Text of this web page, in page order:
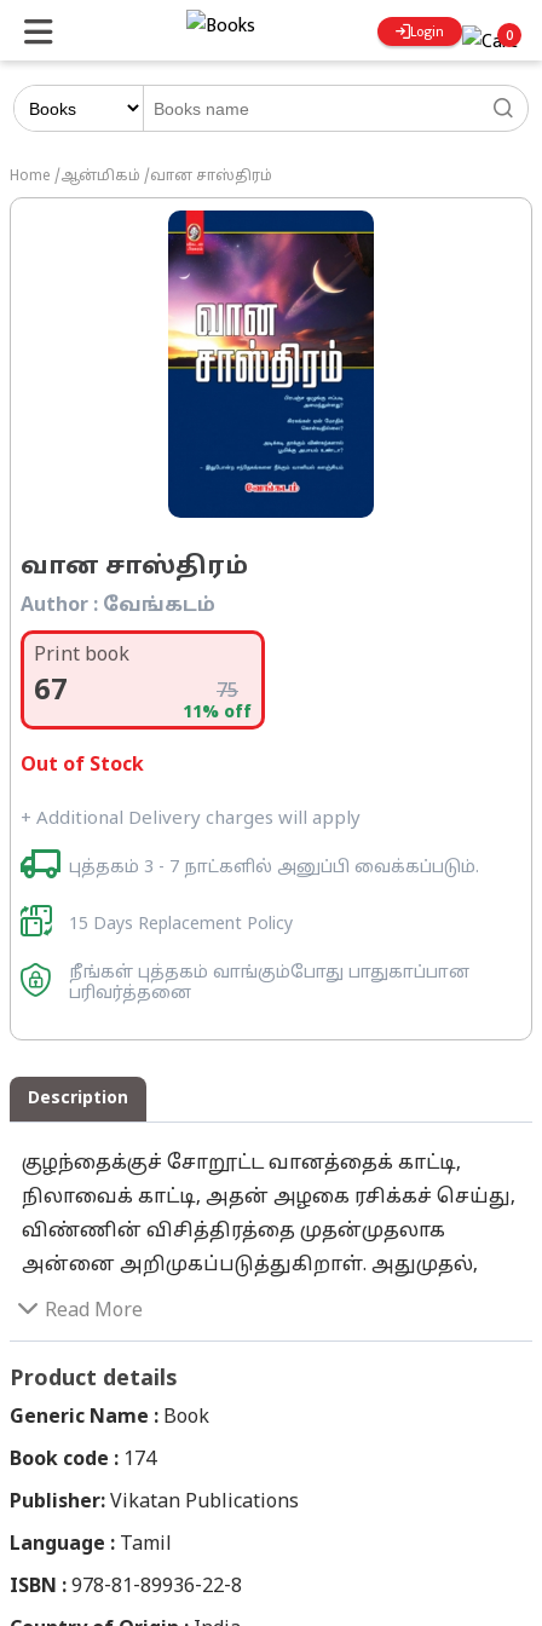
Login 0
Home /ஆன்மிகம் /வான சாஸ்திரம்
வான சாஸ்திரம்
Author : வேங்கடம்
Print book
67 75
11% off
Out of Stock
+ Additional Delivery charges will apply
புத்தகம் 3 - 7 நாட்களில் அனுப்பி வைக்கப்படும்.
15 Days Replacement Policy
நீங்கள் புத்தகம் வாங்கும்போது பாதுகாப்பான
பரிவர்த்தனை
Description
குழந்தைக்குச் சோறூட்ட வானத்தைக் காட்டி,
நிலாவைக் காட்டி, அதன் அழகை ரசிக்கச் செய்து,
விண்ணின் விசித்திரத்தை முதன்முதலாக
அன்னை அறிமுகப்படுத்துகிறாள். அதுமுதல்,
பரந்து விரிந்த விண்ணைப் பார்க்கும் ஒவ்வொரு
மெய்சிலிர்க்கும் எண்ண அலைகளை
கொண்டிருக்கும் நட்சத்திரங்கள், தேய்வதும்
வளர்வதுமாக கண்ணாமூச்சி ஆடிக்
கொண்டிருக்கும் வெண்ணிலா, அவ்வப்போது
Read More
Product details
Generic Name : Book
Book code : 174
Publisher: Vikatan Publications
Language : Tamil
ISBN : 978-81-89936-22-8